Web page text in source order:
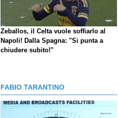
Zeballos, il Celta vuole soffiarlo al
Napoli! Dalla Spagna: "Si punta a
chiudere subito!"
FABIO TARANTINO